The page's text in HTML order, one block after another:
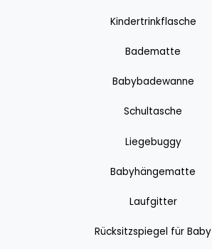
Kindertrinkflasche
Badematte
Babybadewanne
Schultasche
Liegebuggy
Babyhängematte
Laufgitter
Rücksitzspiegel für Baby